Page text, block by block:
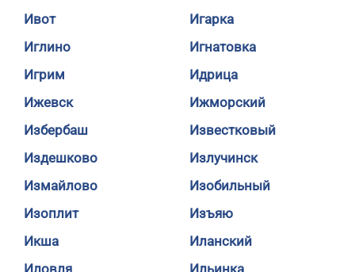
Ивот
Игарка
Иглино
Игнатовка
Игрим
Идрица
Ижевск
Ижморский
Избербаш
Известковый
Издешково
Излучинск
Измайлово
Изобильный
Изоплит
Изъяю
Икша
Иланский
Иловля
Ильинка